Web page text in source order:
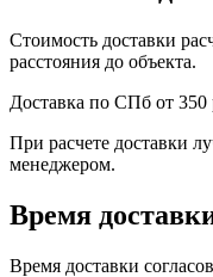
Стоимость доставки
расстояния до объекта.
Доставка по СПб от 350
При расчете доставки
менеджером.
Время
Время доставки